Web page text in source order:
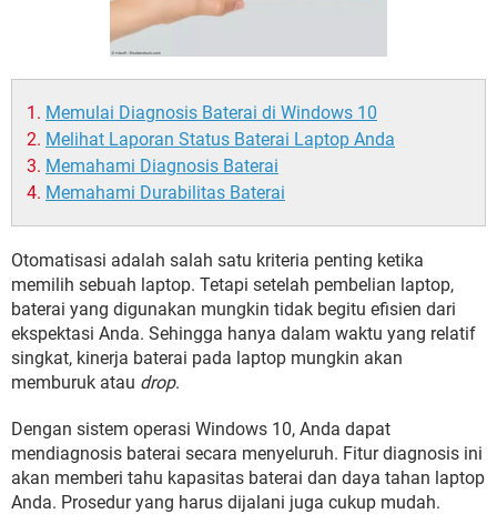
Memulai Diagnosis Baterai di Windows 10
Melihat Laporan Status Baterai Laptop Anda
Memahami Diagnosis Baterai
Memahami Durabilitas Baterai
Otomatisasi adalah salah satu kriteria penting ketika
memilih sebuah laptop. Tetapi setelah pembelian laptop,
baterai yang digunakan mungkin tidak begitu efisien dari
ekspektasi Anda. Sehingga hanya dalam waktu yang relatif
singkat, kinerja baterai pada laptop mungkin akan
memburuk atau drop.
Dengan sistem operasi Windows 10, Anda dapat
mendiagnosis baterai secara menyeluruh. Fitur diagnosis ini
akan memberi tahu kapasitas baterai dan daya tahan laptop
Anda. Prosedur yang harus dijalani juga cukup mudah.